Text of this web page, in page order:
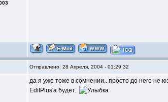
Отправлено: 28 Апреля, 2004 - 01:29:32
да я уже тоже в сомнении.. просто до него не
EditPlus'a будет..